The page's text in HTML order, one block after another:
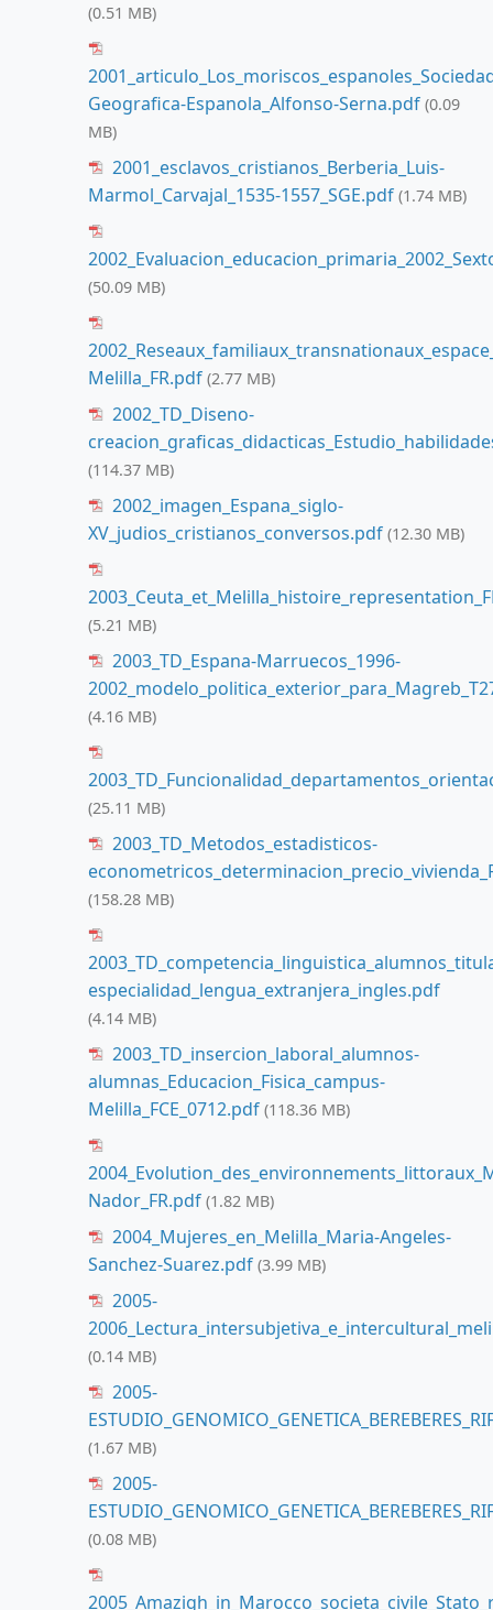
(0.51 MB)
Geografica-Espanola_Alfonso-Serna.pdf (0.09
MB)
2001_esclavos_cristianos_Berberia_Luis-
Marmol_Carvajal_1535-1557_SGE.pdf (1.74 MB)
(50.09 MB)
Melilla_FR.pdf (2.77 MB)
2002_TD_Diseno-
(114.37 MB)
2002_imagen_Espana_siglo-
XV_judios_cristianos_conversos.pdf (12.30 MB)
(5.21 MB)
2003_TD_Espana-Marruecos_1996-
(4.16 MB)
(25.11 MB)
2003_TD_Metodos_estadisticos-
(158.28 MB)
especialidad_lengua_extranjera_ingles.pdf
(4.14 MB)
2003_TD_insercion_laboral_alumnos-
alumnas_Educacion_Fisica_campus-
Melilla_FCE_0712.pdf (118.36 MB)
Nador_FR.pdf (1.82 MB)
2004_Mujeres_en_Melilla_Maria-Angeles-
Sanchez-Suarez.pdf (3.99 MB)
2005-
(0.14 MB)
2005-
(1.67 MB)
2005-
(0.08 MB)